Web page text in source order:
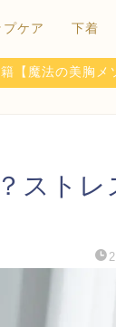
ケア 下着
【魔法の美胸メ
ストレ